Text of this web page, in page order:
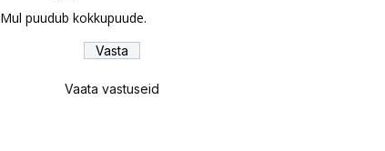
Mul puudub kokkupuude.
Vaata vastuseid